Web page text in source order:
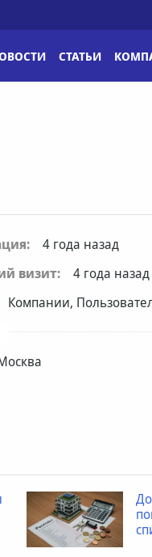
СТАТЬИ
4 года назад
визит:
4 года назад
Компании,